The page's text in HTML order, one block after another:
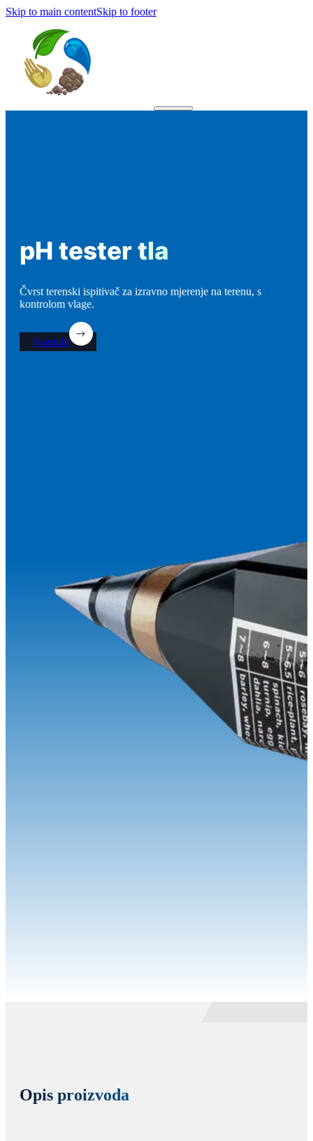
Skip to main contentSkip to footer
pH tester tla
Čvrst terenski ispitivač za izravno mjerenje na terenu, s
kontrolom vlage.
Kontakt
Opis proizvoda